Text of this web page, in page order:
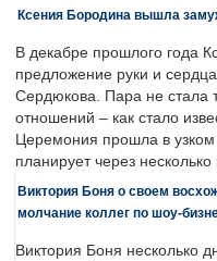
Ксения Бородина вышла
В декабре прошлого года
предложение руки и
Сердюкова. Пара не стала
отношений – как стало
Церемония прошла в узком
планирует через несколько
Виктория Боня о своем
молчание коллег по шоу-
Виктория Боня несколько